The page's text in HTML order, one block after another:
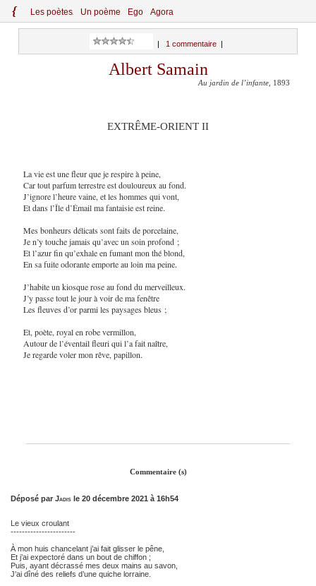
{ Les poètes Un poème Ego Agora
1 commentaire|
Albert Samain
Au jardin de l’infante , 1893
EXTRÊME-ORIENT II
La vie est une fleur que je respire à peine,
Car tout parfum terrestre est douloureux au fond.
J’ignore l’heure vaine, et les hommes qui vont,
Et dans l’Île d’Émail ma fantaisie est reine.
Mes bonheurs délicats sont faits de porcelaine,
Je n’y touche jamais qu’avec un soin profond ;
Et l’azur fin qu’exhale en fumant mon thé blond,
En sa fuite odorante emporte au loin ma peine.
J’habite un kiosque rose au fond du merveilleux.
J’y passe tout le jour à voir de ma fenêtre
Les fleuves d’or parmi les paysages bleus ;
Et, poète, royal en robe vermillon,
Autour de l’éventail fleuri qui l’a fait naître,
Je regarde voler mon rêve, papillon.
Commentaire (s)
Déposé par Jadis le 20 décembre 2021 à 16h54
Le vieux croulant
-----------------------
À mon huis chancelant j’ai fait glisser le pêne,
Et j’ai expectoré dans un bout de chiffon ;
Puis, ayant décrassé mes deux mains au savon,
J’ai dîné des reliefs d’une quiche lorraine.